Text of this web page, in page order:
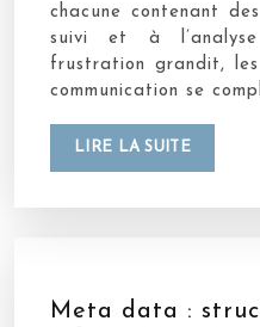
chacune contenant
suivi et à
frustration grandit,
communication se
LIRE LA SUITE
Meta data :